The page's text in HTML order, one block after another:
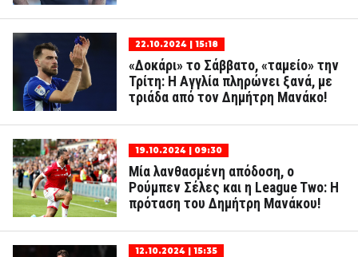
22.10.2024 | 15:18
«Δοκάρι» το Σάββατο, «ταμείο» την
Τρίτη: Η Αγγλία πληρώνει ξανά, με
τριάδα από τον Δημήτρη Μανάκο!
19.10.2024 | 09:30
Μία λανθασμένη απόδοση, ο
Ρούμπεν Σέλες και η League Two: Η
πρόταση του Δημήτρη Μανάκου!
12.10.2024 | 15:35